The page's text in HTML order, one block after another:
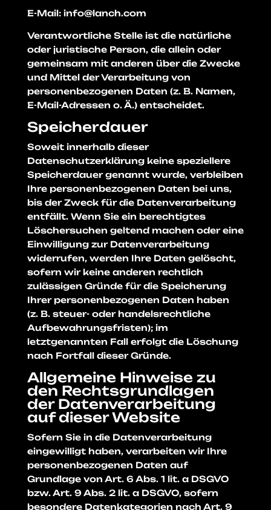
E-Mail: info@lanch.com
Verantwortliche Stelle ist die natürliche
oder juristische Person, die allein oder
gemeinsam mit anderen über die Zwecke
und Mittel der Verarbeitung von
personenbezogenen Daten (z. B. Namen,
E-Mail-Adressen o. Ä.) entscheidet.
Speicherdauer
Soweit innerhalb dieser
Datenschutzerklärung keine speziellere
Speicherdauer genannt wurde, verbleiben
Ihre personenbezogenen Daten bei uns,
bis der Zweck für die Datenverarbeitung
entfällt. Wenn Sie ein berechtigtes
Löschersuchen geltend machen oder eine
Einwilligung zur Datenverarbeitung
widerrufen, werden Ihre Daten gelöscht,
sofern wir keine anderen rechtlich
zulässigen Gründe für die Speicherung
Ihrer personenbezogenen Daten haben
(z. B. steuer- oder handelsrechtliche
Aufbewahrungsfristen); im
letztgenannten Fall erfolgt die Löschung
nach Fortfall dieser Gründe.
Allgemeine Hinweise zu
den Rechtsgrundlagen
der Datenverarbeitung
auf dieser Website
Sofern Sie in die Datenverarbeitung
eingewilligt haben, verarbeiten wir Ihre
personenbezogenen Daten auf
Grundlage von Art. 6 Abs. 1 lit. a DSGVO
bzw. Art. 9 Abs. 2 lit. a DSGVO, sofern
besondere Datenkategorien nach Art. 9